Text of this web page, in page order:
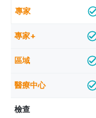
檢查